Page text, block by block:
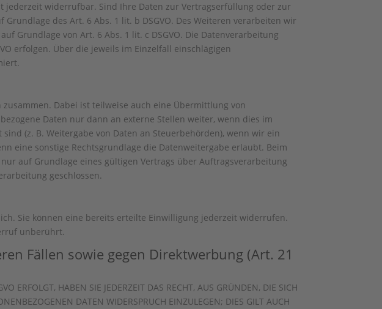
jederzeit widerrufbar. Sind Ihre Daten zur Vertragserfüllung oder zur
des Art. 6 Abs. 1 lit. b DSGVO. Des Weiteren verarbeiten wir
Grundlage von Art. 6 Abs. 1 lit. c DSGVO. Die Datenverarbeitung
erfolgen. Über die jeweils im Einzelfall einschlägigen
Dabei ist teilweise auch eine Übermittlung von
Daten nur dann an externe Stellen weiter, wenn dies im
(z. B. Weitergabe von Daten an Steuerbehörden), wenn wir ein
eine sonstige Rechtsgrundlage die Datenweitergabe erlaubt. Beim
auf Grundlage eines gültigen Vertrags über Auftragsverarbeitung
geschlossen.
Sie können eine bereits erteilte Einwilligung jederzeit widerrufen.
unberührt.
Fällen sowie gegen Direktwerbung (Art. 21
ERFOLGT, HABEN SIE JEDERZEIT DAS RECHT, AUS GRÜNDEN, DIE SICH
DATEN WIDERSPRUCH EINZULEGEN; DIES GILT AUCH